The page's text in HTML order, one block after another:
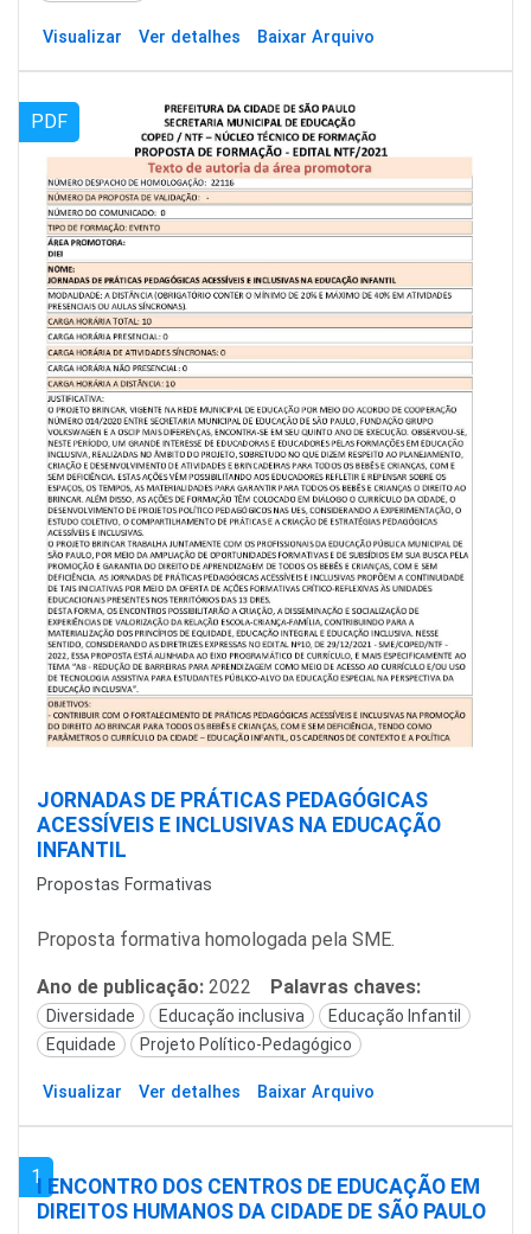
Visualizar Ver detalhes Baixar Arquivo
PDF
JORNADAS DE PRÁTICAS PEDAGÓGICAS
ACESSÍVEIS E INCLUSIVAS NA EDUCAÇÃO
INFANTIL
Propostas Formativas
Proposta formativa homologada pela SME.
Ano de publicação: 2022 Palavras chaves:
Diversidade Educação inclusiva
Educação Infantil
Equidade
Projeto Político-Pedagógico
Visualizar Ver detalhes Baixar Arquivo
1I ENCONTRO DOS CENTROS DE EDUCAÇÃO EM
DIREITOS HUMANOS DA CIDADE DE SÃO PAULO